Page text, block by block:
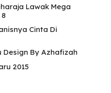
Lawak Mega
Cinta Di
Design By Azhafizah
2015